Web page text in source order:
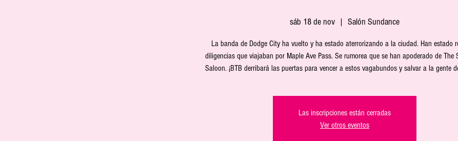
sáb 18 de nov
  |
Salón Sundance
La banda de Dodge City ha vuelto y ha estado aterrorizando a la ciudad. Han estado
diligencias que viajaban por Maple Ave Pass. Se rumorea que se han apoderado de The
Saloon. ¡BTB derribará las puertas para vencer a estos vagabundos y salvar a la gente
Las inscripciones están cerradas
Ver otros eventos